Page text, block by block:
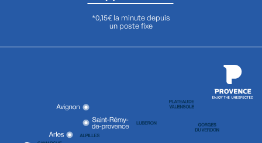
*0,15€ la minute depuis
un poste fixe